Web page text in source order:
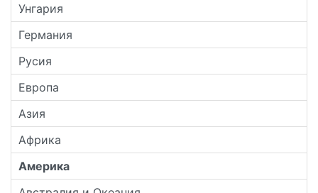
Унгария
Германия
Русия
Европа
Азия
Африка
Америка